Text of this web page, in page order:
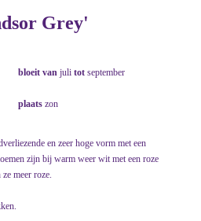
Grey'
bloeit van juli tot september
plaats zon
en zeer hoge vorm met een
zijn bij warm weer wit met een roze
meer roze.